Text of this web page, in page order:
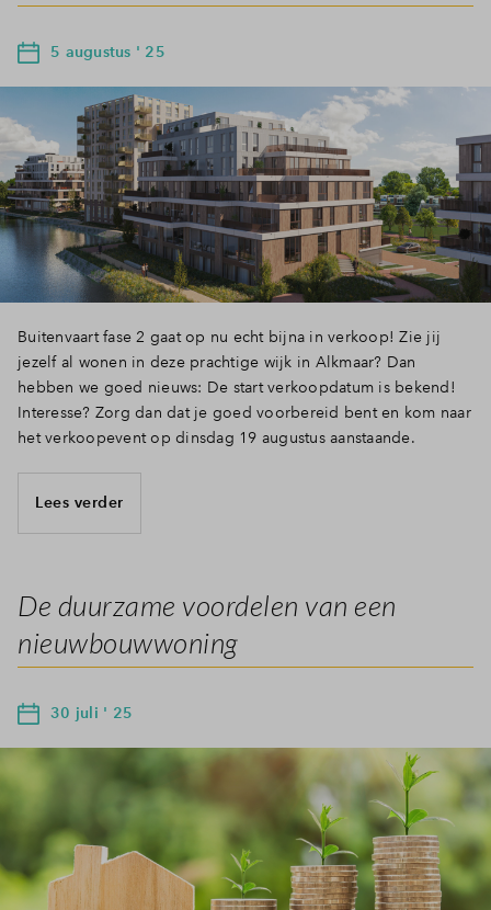
5 augustus ' 25
Buitenvaart fase 2 gaat op nu echt bijna in verkoop! Zie jij
jezelf al wonen in deze prachtige wijk in Alkmaar? Dan
hebben we goed nieuws: De start verkoopdatum is bekend!
Interesse? Zorg dan dat je goed voorbereid bent en kom naar
het verkoopevent op dinsdag 19 augustus aanstaande.
Lees verder
De duurzame voordelen van een
nieuwbouwwoning
30 juli ' 25